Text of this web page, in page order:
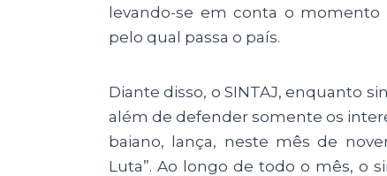
levando-se em conta o momento
pelo qual passa o país.
Diante disso, o SINTAJ, enquanto
além de defender somente os
baiano, lança, neste mês de
Luta”. Ao longo de todo o mês, o